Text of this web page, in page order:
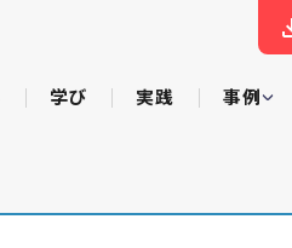
学び 実践 事例